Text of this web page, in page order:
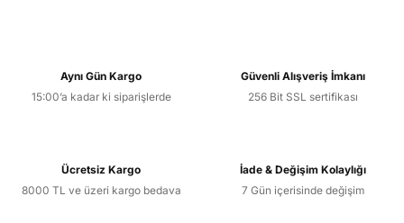
Aynı Gün Kargo
15:00’a kadar ki siparişlerde
Güvenli Alışveriş İmkanı
256 Bit SSL sertifikası
Ücretsiz Kargo
8000 TL ve üzeri kargo bedava
İade & Değişim Kolaylığı
7 Gün içerisinde değişim